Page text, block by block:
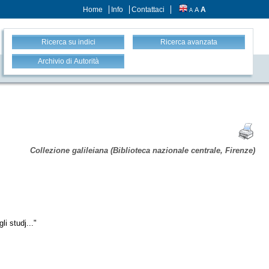
Home Info Contattaci A A A
Ricerca su indici Ricerca avanzata
Archivio di Autorità